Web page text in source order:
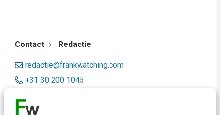
Contact Redactie
redactie@frankwatching.com
+31 30 200 1045
Meer contactopties